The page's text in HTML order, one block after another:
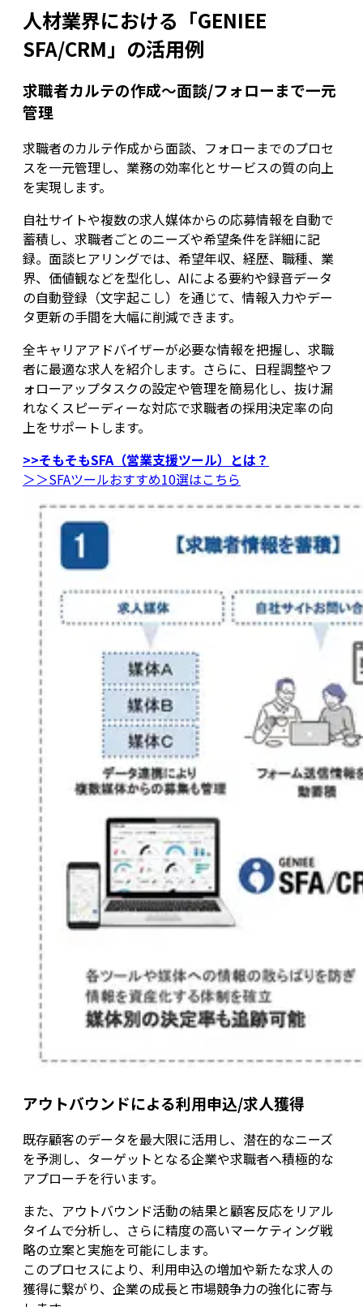
人材業界における「GENIEE
SFA/CRM」の活用例
求職者カルテの作成～面談/フォローまで一元
管理
求職者のカルテ作成から面談、フォローまでのプロセ
スを一元管理し、業務の効率化とサービスの質の向上
を実現します。
自社サイトや複数の求人媒体からの応募情報を自動で
蓄積し、求職者ごとのニーズや希望条件を詳細に記
録。面談ヒアリングでは、希望年収、経歴、職種、業
界、価値観などを型化し、AIによる要約や録音データ
の自動登録（文字起こし）を通じて、情報入力やデー
タ更新の手間を大幅に削減できます。
全キャリアアドバイザーが必要な情報を把握し、求職
者に最適な求人を紹介します。さらに、日程調整やフ
ォローアップタスクの設定や管理を簡易化し、抜け漏
れなくスピーディーな対応で求職者の採用決定率の向
上をサポートします。
>>そもそもSFA（営業支援ツール）とは？
＞＞SFAツールおすすめ10選はこちら
アウトバウンドによる利用申込/求人獲得
既存顧客のデータを最大限に活用し、潜在的なニーズ
を予測し、ターゲットとなる企業や求職者へ積極的な
アプローチを行います。
また、アウトバウンド活動の結果と顧客反応をリアル
タイムで分析し、さらに精度の高いマーケティング戦
略の立案と実施を可能にします。
このプロセスにより、利用申込の増加や新たな求人の
獲得に繋がり、企業の成長と市場競争力の強化に寄与